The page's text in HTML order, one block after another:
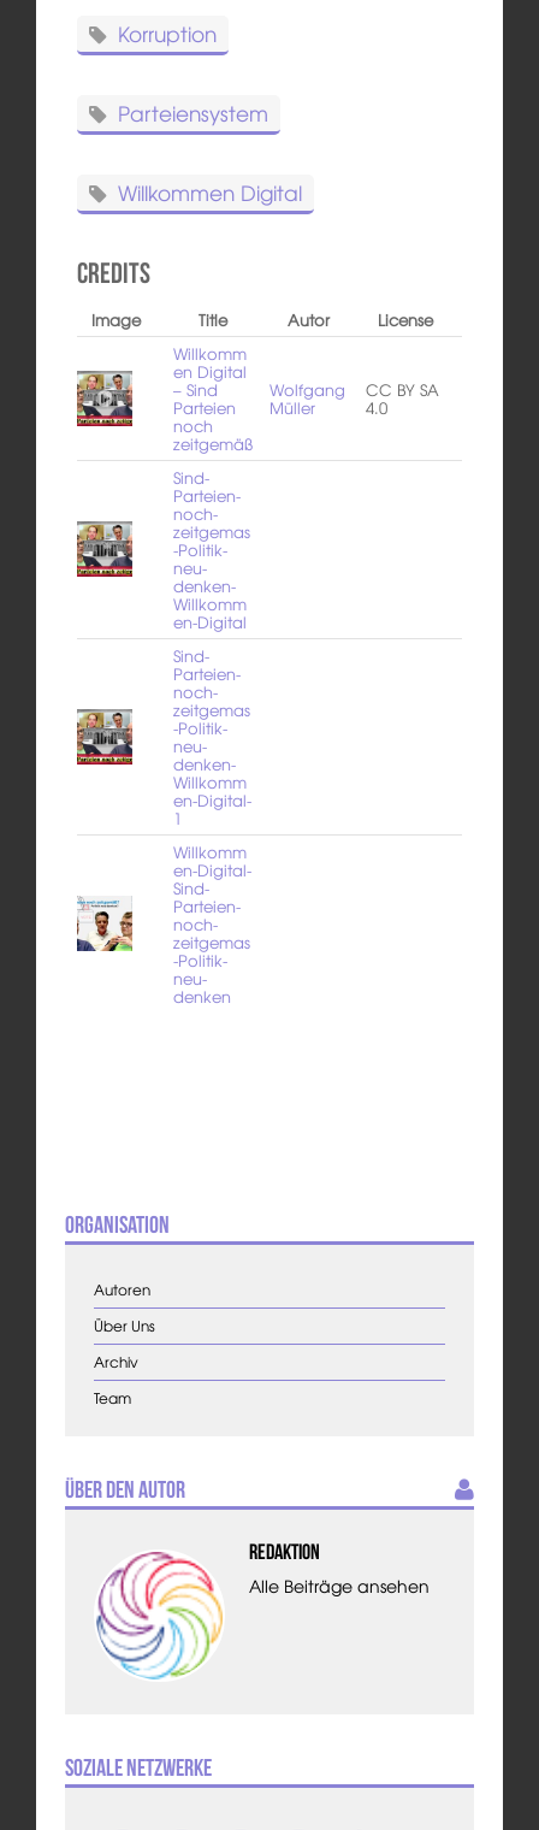
Korruption
Parteiensystem
Willkommen Digital
Credits
Image Title Autor
License
Willkomm
en Digital
– Sind
Parteien
noch
zeitgemäß
Wolfgang
Müller
CC BY SA
4.0
Sind-
Parteien-
noch-
zeitgemas
-Politik-
neu-
denken-
Willkomm
en-Digital
Sind-
Parteien-
noch-
zeitgemas
-Politik-
neu-
denken-
Willkomm
en-Digital-
1
Willkomm
en-Digital-
Sind-
Parteien-
noch-
zeitgemas
-Politik-
neu-
denken
Organisation
Autoren
Über Uns
Archiv
Team
Über den Autor
Redaktion
Alle Beiträge ansehen
Soziale Netzwerke